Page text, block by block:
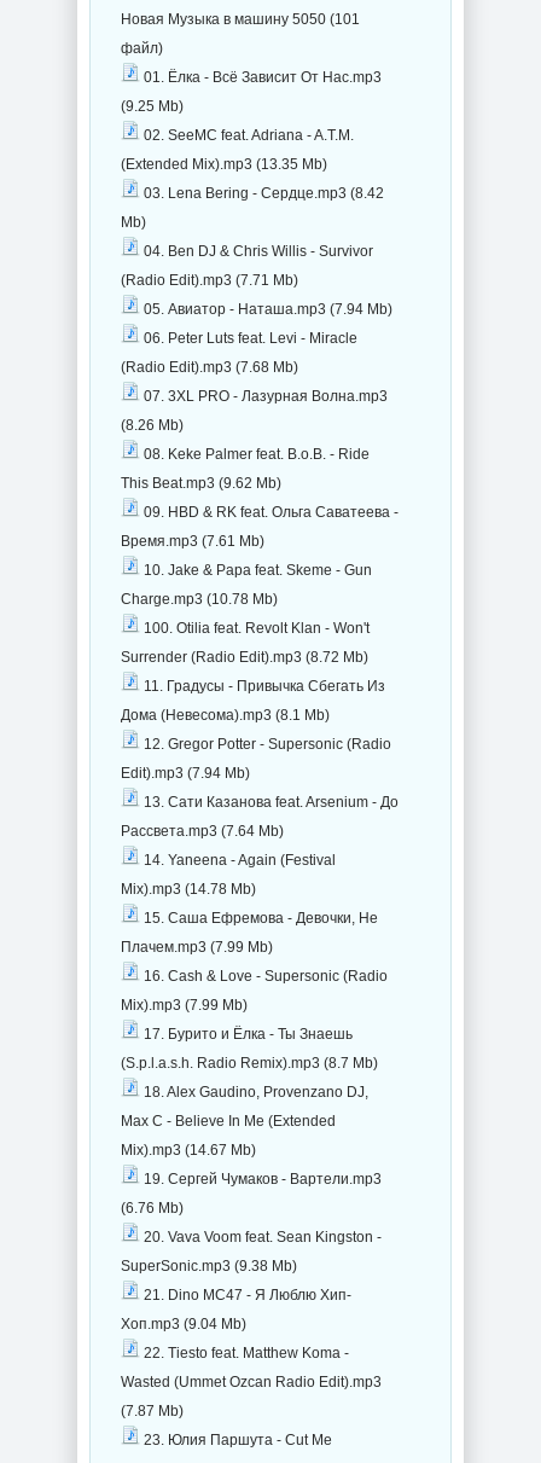
Новая Музыка в машину 5050 (101
файл)
01. Ёлка - Всё Зависит От Нас.mp3
(9.25 Mb)
02. SeeMC feat. Adriana - A.T.M.
(Extended Mix).mp3 (13.35 Mb)
03. Lena Bering - Сердце.mp3 (8.42
Mb)
04. Ben DJ & Chris Willis - Survivor
(Radio Edit).mp3 (7.71 Mb)
05. Авиатор - Наташа.mp3 (7.94 Mb)
06. Peter Luts feat. Levi - Miracle
(Radio Edit).mp3 (7.68 Mb)
07. 3XL PRO - Лазурная Волна.mp3
(8.26 Mb)
08. Keke Palmer feat. B.o.B. - Ride
This Beat.mp3 (9.62 Mb)
09. HBD & RK feat. Ольга Саватеева -
Время.mp3 (7.61 Mb)
10. Jake & Papa feat. Skeme - Gun
Charge.mp3 (10.78 Mb)
100. Otilia feat. Revolt Klan - Won't
Surrender (Radio Edit).mp3 (8.72 Mb)
11. Градусы - Привычка Сбегать Из
Дома (Невесома).mp3 (8.1 Mb)
12. Gregor Potter - Supersonic (Radio
Edit).mp3 (7.94 Mb)
13. Сати Казанова feat. Arsenium - До
Рассвета.mp3 (7.64 Mb)
14. Yaneena - Again (Festival
Mix).mp3 (14.78 Mb)
15. Саша Ефремова - Девочки, Не
Плачем.mp3 (7.99 Mb)
16. Cash & Love - Supersonic (Radio
Mix).mp3 (7.99 Mb)
17. Бурито и Ёлка - Ты Знаешь
(S.p.l.a.s.h. Radio Remix).mp3 (8.7 Mb)
18. Alex Gaudino, Provenzano DJ,
Max C - Believe In Me (Extended
Mix).mp3 (14.67 Mb)
19. Сергей Чумаков - Вартели.mp3
(6.76 Mb)
20. Vava Voom feat. Sean Kingston -
SuperSonic.mp3 (9.38 Mb)
21. Dino MC47 - Я Люблю Хип-
Хоп.mp3 (9.04 Mb)
22. Tiesto feat. Matthew Koma -
Wasted (Ummet Ozcan Radio Edit).mp3
(7.87 Mb)
23. Юлия Паршута - Cut Me